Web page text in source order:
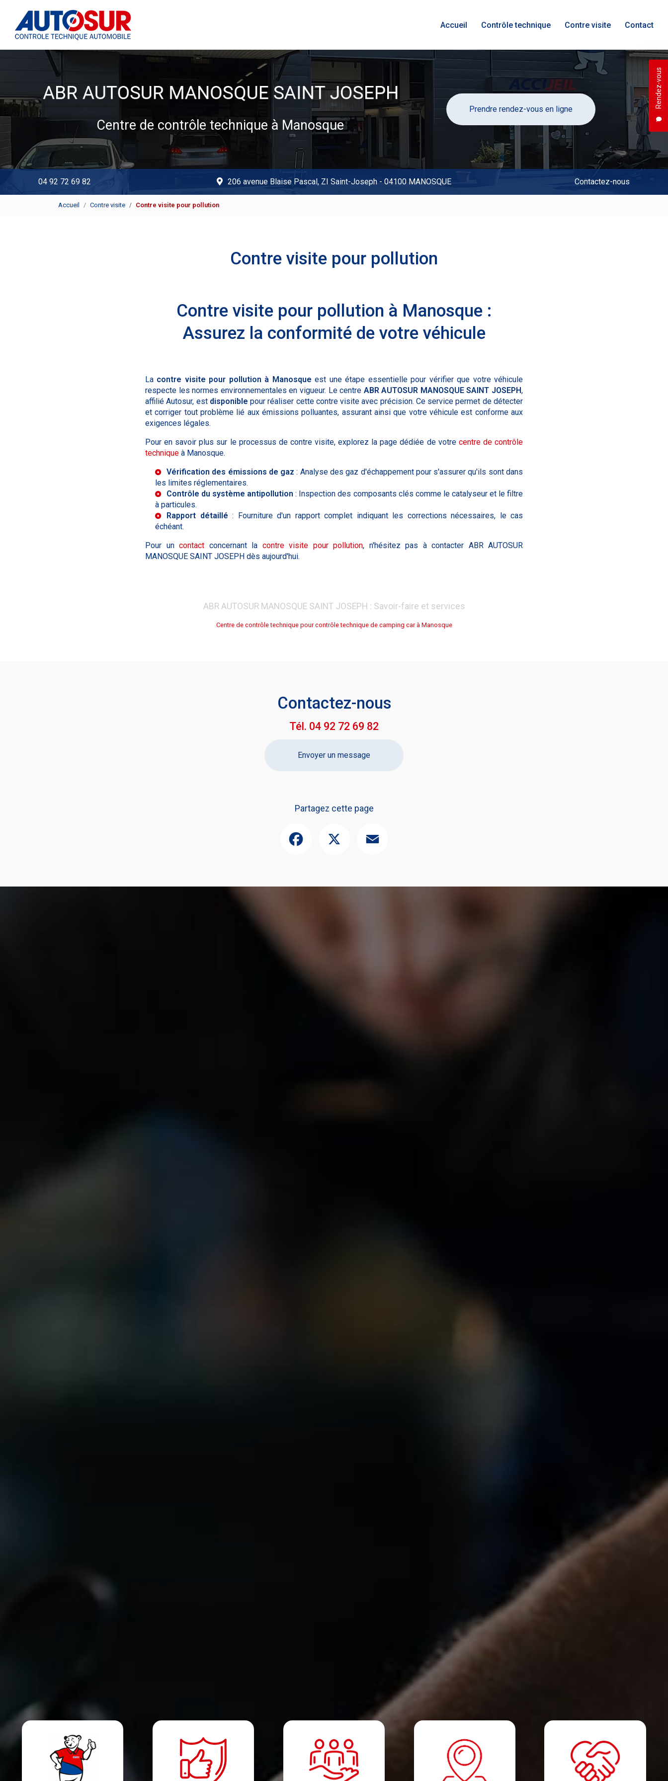
contenu
principal
Rendez-vous
Accueil Contrôle technique Contre visite Contact
Centre de contrôle technique à Manosque
Prendre rendez-vous en ligne
04 92 72 69 82 206 avenue Blaise Pascal, ZI Saint-Joseph- 04100 MANOSQUE Contactez-nous
Accueil Contre visite Contre visite pour pollution
Contre visite pour pollution
Contre visite pour pollution à Manosque :
Assurez la conformité de votre véhicule
La contre visite pour pollution à Manosque est une étape essentielle pour vérifier que votre véhicule
respecte les normes environnementales en vigueur. Le centre ABR AUTOSUR MANOSQUE SAINT JOSEPH,
affilié Autosur, est disponible pour réaliser cette contre visite avec précision. Ce service permet de détecter
et corriger tout problème lié aux émissions polluantes, assurant ainsi que votre véhicule est conforme aux
exigences légales.
Pour en savoir plus sur le processus de contre visite, explorez la page dédiée de votre centre de contrôle
technique à Manosque.
Vérification des émissions de gaz : Analyse des gaz d'échappement pour s'assurer qu'ils sont dans
les limites réglementaires.
Contrôle du système antipollution : Inspection des composants clés comme le catalyseur et le filtre
à particules.
Rapport détaillé : Fourniture d'un rapport complet indiquant les corrections nécessaires, le cas
échéant.
Pour un contact concernant la contre visite pour pollution, n'hésitez pas à contacter ABR AUTOSUR
MANOSQUE SAINT JOSEPH dès aujourd'hui.
ABR AUTOSUR MANOSQUE SAINT JOSEPH : Savoir-faire et services
Centre de contrôle technique pour contrôle technique de camping car à Manosque
Contactez-nous
Tél. 04 92 72 69 82
Envoyer un message
Partagez cette page